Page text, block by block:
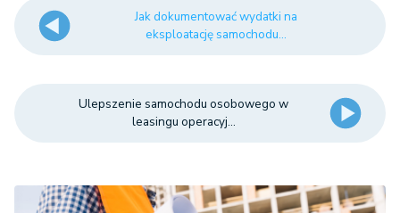
Jak dokumentować wydatki na
eksploatację samochodu...
Ulepszenie samochodu osobowego w
leasingu operacyj...